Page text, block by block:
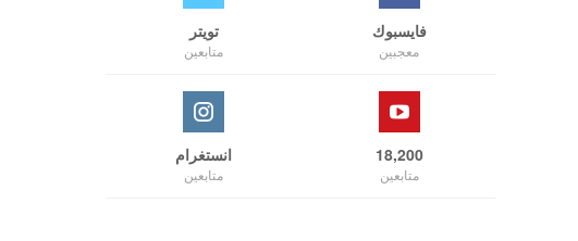
فايسبوك
معجبين
تويتر
متابعين
18,200
متابعين
انستغرام
متابعين